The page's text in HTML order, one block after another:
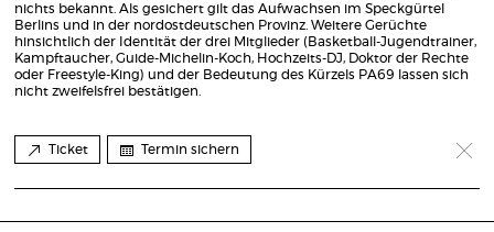
nichts bekannt. Als gesichert gilt das Aufwachsen im Speckgürtel
Berlins und in der nordostdeutschen Provinz. Weitere Gerüchte
hinsichtlich der Identität der drei Mitglieder (Basketball-Jugendtrainer,
Kampftaucher, Guide-Michelin-Koch, Hochzeits-DJ, Doktor der Rechte
oder Freestyle-King) und der Bedeutung des Kürzels PA69 lassen sich
nicht zweifelsfrei bestätigen.
Ticket Termin sichern